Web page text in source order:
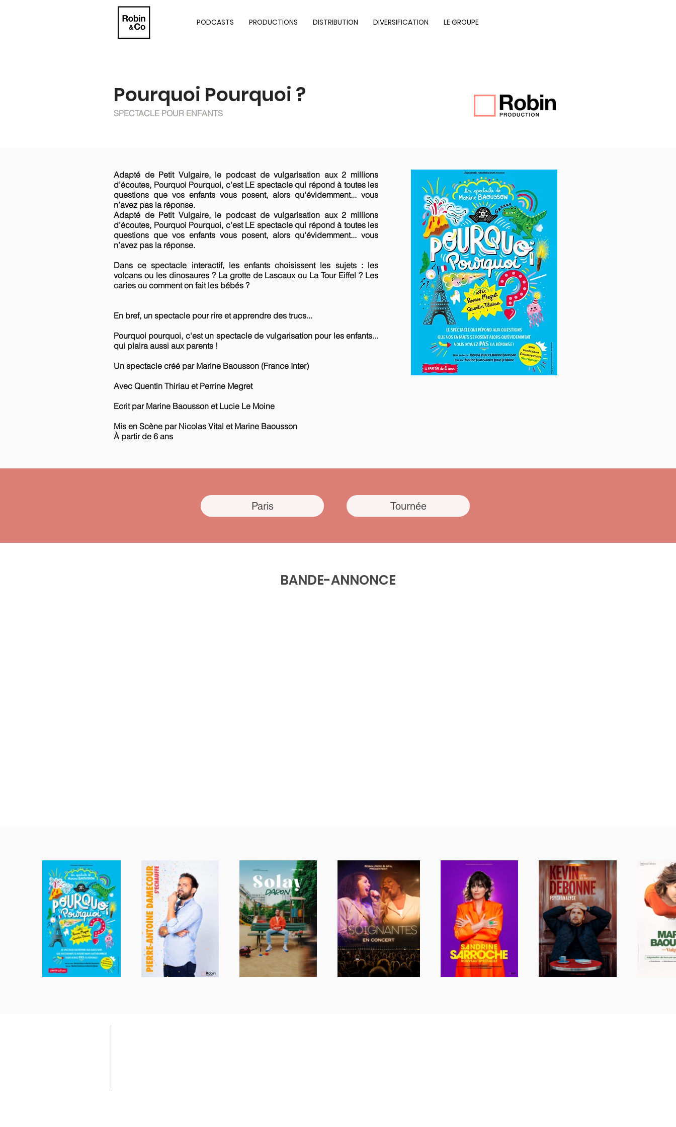
PODCASTS PRODUCTIONS DISTRIBUTION DIVERSIFICATION LE GROUPE
Pourquoi Pourquoi ?
SPECTACLE POUR ENFANTS
Adapté de Petit Vulgaire, le podcast de vulgarisation aux 2 millions
d’écoutes, Pourquoi Pourquoi, c'est LE spectacle qui répond à toutes les
questions que vos enfants vous posent, alors qu'évidemment... vous
n’avez pas la réponse.
Adapté de Petit Vulgaire, le podcast de vulgarisation aux 2 millions
d’écoutes, Pourquoi Pourquoi, c'est LE spectacle qui répond à toutes les
questions que vos enfants vous posent, alors qu'évidemment... vous
n’avez pas la réponse.
Dans ce spectacle interactif, les enfants choisissent les sujets : les
volcans ou les dinosaures ? La grotte de Lascaux ou La Tour Eiffel ? Les
caries ou comment on fait les bébés ?
En bref, un spectacle pour rire et apprendre des trucs...
Pourquoi pourquoi, c'est un spectacle de vulgarisation pour les enfants...
qui plaira aussi aux parents !
Un spectacle créé par Marine Baousson (France Inter)
Avec Quentin Thiriau et Perrine Megret
Ecrit par Marine Baousson et Lucie Le Moine
Mis en Scène par Nicolas Vital et Marine Baousson
À partir de 6 ans
Paris Tournée
BANDE-ANNONCE